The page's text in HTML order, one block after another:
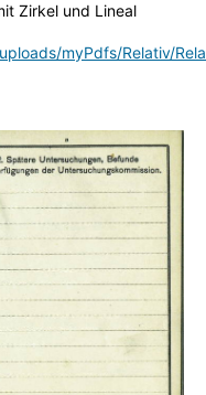
Zirkel und Lineal
myPdfs/Relativ/